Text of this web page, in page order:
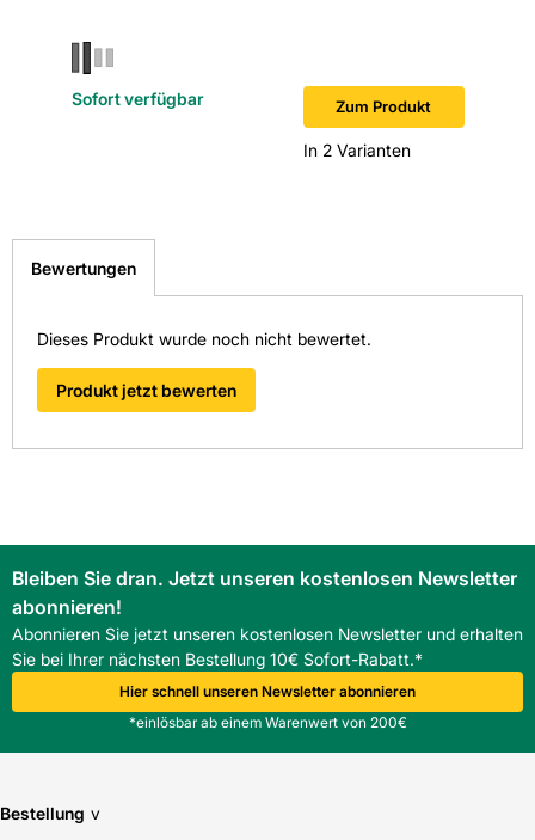
Zum Produkt
In 2 Varianten
Sofort verfügbar
Bewertungen
Dieses Produkt wurde noch nicht bewertet.
Produkt jetzt bewerten
Bleiben Sie dran. Jetzt unseren kostenlosen Newsletter
abonnieren!
Abonnieren Sie jetzt unseren kostenlosen Newsletter und erhalten
Sie bei Ihrer nächsten Bestellung 10€ Sofort-Rabatt.*
Hier schnell unseren Newsletter abonnieren
*einlösbar ab einem Warenwert von 200€
Bestellung v